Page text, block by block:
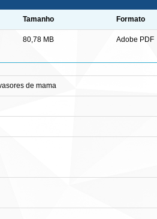
Tamanho Formato
80,78 MB Adobe PDF
de mama